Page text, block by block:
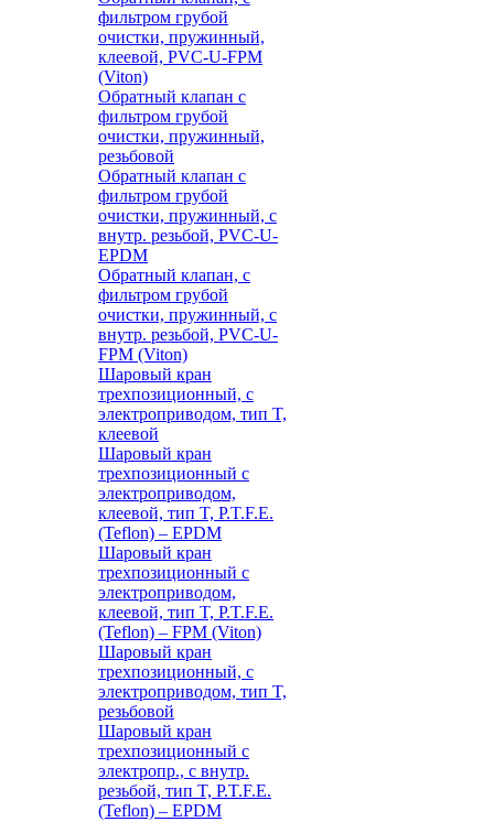
фильтром грубой
очистки, пружинный,
клеевой, PVC-U-FPM
(Viton)
Обратный клапан с
фильтром грубой
очистки, пружинный,
резьбовой
Обратный клапан с
фильтром грубой
очистки, пружинный, с
внутр. резьбой, PVC-U-
EPDM
Обратный клапан, с
фильтром грубой
очистки, пружинный, с
внутр. резьбой, PVC-U-
FPM (Viton)
Шаровый кран
трехпозиционный, с
электроприводом, тип T,
клеевой
Шаровый кран
трехпозиционный с
электроприводом,
клеевой, тип T, P.T.F.E.
(Teflon) – EPDM
Шаровый кран
трехпозиционный с
электроприводом,
клеевой, тип T, P.T.F.E.
(Teflon) – FPM (Viton)
Шаровый кран
трехпозиционный, с
электроприводом, тип T,
резьбовой
Шаровый кран
трехпозиционный с
электропр., с внутр.
резьбой, тип T, P.T.F.E.
(Teflon) – EPDM